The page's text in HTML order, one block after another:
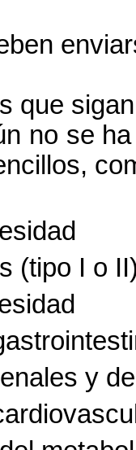
que
no se
(tipo I o
y